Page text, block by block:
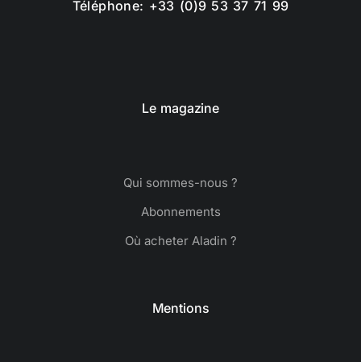
Téléphone: +33 (0)9 53 37 71 99
Le magazine
Qui sommes-nous ?
Abonnements
Où acheter Aladin ?
Mentions